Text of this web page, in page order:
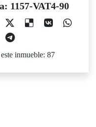
1157-VAT4-90
inmueble: 87